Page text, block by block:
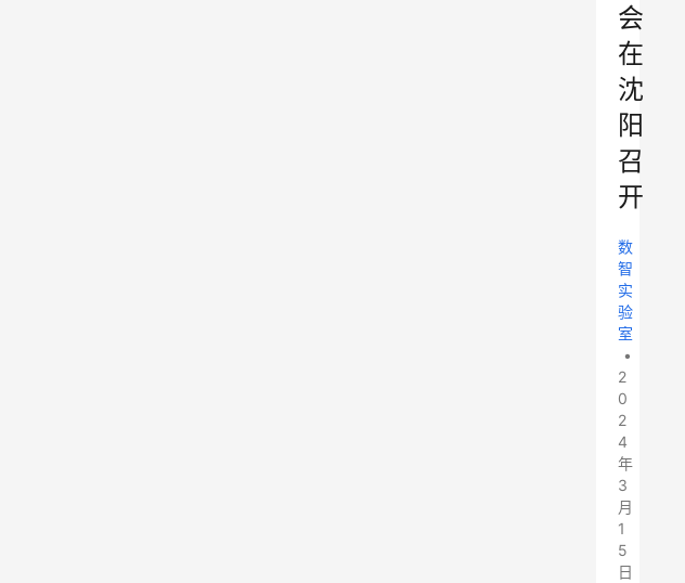
会
在
沈
阳
召
开
数
智
实
验
室
•
2
0
2
4
年
3
月
1
5
日